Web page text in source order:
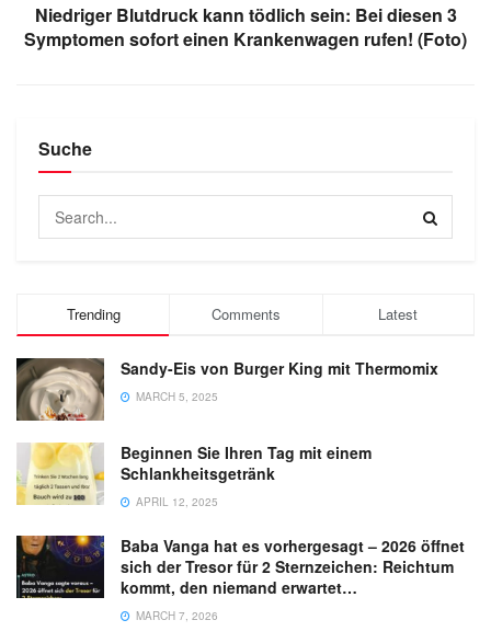
Niedriger Blutdruck kann tödlich sein: Bei diesen 3
Symptomen sofort einen Krankenwagen rufen! (Foto)
Suche
Trending Comments Latest
Sandy-Eis von Burger King mit Thermomix
MARCH 5, 2025
Beginnen Sie Ihren Tag mit einem
Schlankheitsgetränk
APRIL 12, 2025
Baba Vanga hat es vorhergesagt – 2026 öffnet
sich der Tresor für 2 Sternzeichen: Reichtum
kommt, den niemand erwartet…
MARCH 7, 2026